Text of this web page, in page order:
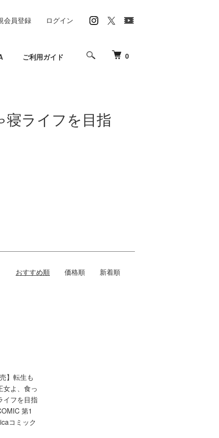
0
ご利用ガイド
会員登録 ログイン
寝ライフを目指
おすすめ順 価格順 新着順
】転生も
女よ、食っ
イフを目指
第1
コミック